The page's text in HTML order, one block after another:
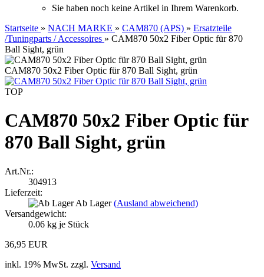
Sie haben noch keine Artikel in Ihrem Warenkorb.
Startseite » NACH MARKE » CAM870 (APS) » Ersatzteile
/Tuningparts / Accessoires » CAM870 50x2 Fiber Optic für 870
Ball Sight, grün
CAM870 50x2 Fiber Optic für 870 Ball Sight, grün
TOP
CAM870 50x2 Fiber Optic für
870 Ball Sight, grün
Art.Nr.:
304913
Lieferzeit:
Ab Lager(Ausland abweichend)
Versandgewicht:
0.06 kg je Stück
36,95 EUR
inkl. 19% MwSt. zzgl. Versand